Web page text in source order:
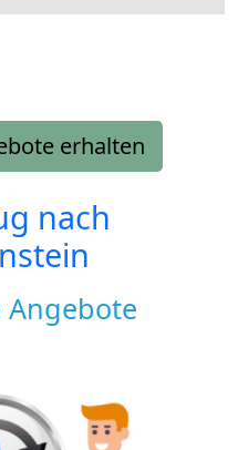
erhalten
nach
Angebote